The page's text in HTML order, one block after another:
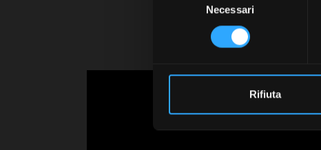
Necessari
Rifiuta
Scegli